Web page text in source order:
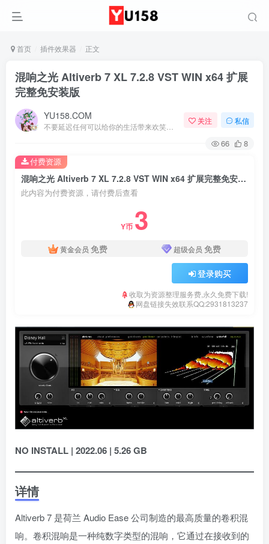
首页 插件效果器 正文
混响之光 Altiverb 7 XL 7.2.8 VST WIN x64 扩展
完整免安装版
YU158.COM 关注 私信
66 8
混响之光 Altiverb 7 XL 7.2.8 VST WIN x64 扩展完整免安装版
此内容为付费资源，请付费后查看
Y币 3
黄金会员 免费 超级会员 免费
登录购买
收取为资源整理服务费,永久免费下载!
网盘链接失效联系QQ:2931813237
付费资源
NO INSTALL | 2022.06 | 5.26 GB
详情
Altiverb 7 是荷兰 Audio Ease 公司制造的最高质量的卷积混
响。卷积混响是一种纯数字类型的混响，它通过在接收到的